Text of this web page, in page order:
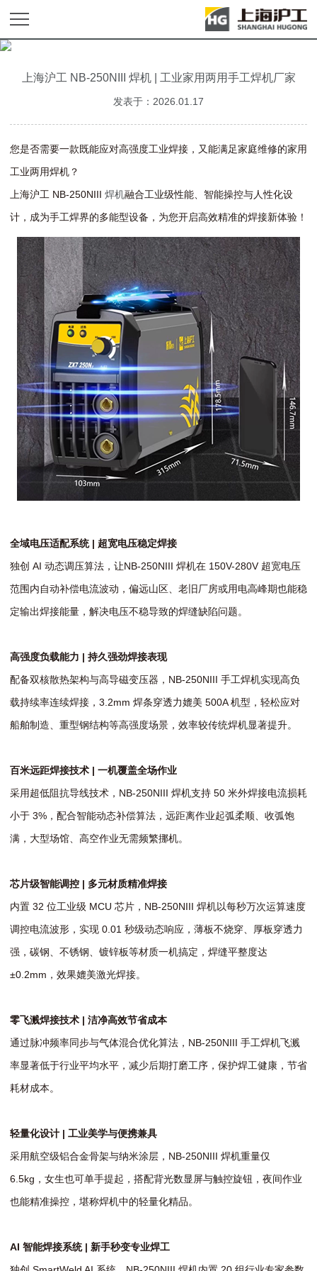
上海沪工 NB-250NIII 焊机 | 工业家用两用手工焊机厂家
发表于：2026.01.17
您是否需要一款既能应对高强度工业焊接，又能满足家庭维修的家用
工业两用焊机？
上海沪工 NB-250NIII 焊机融合工业级性能、智能操控与人性化设
计，成为手工焊界的多能型设备，为您开启高效精准的焊接新体验！
全域电压适配系统 | 超宽电压稳定焊接
独创 AI 动态调压算法，让NB-250NIII 焊机在 150V-280V 超宽电压
范围内自动补偿电流波动，偏远山区、老旧厂房或用电高峰期也能稳
定输出焊接能量，解决电压不稳导致的焊缝缺陷问题。
高强度负载能力 | 持久强劲焊接表现
配备双核散热架构与高导磁变压器，NB-250NIII 手工焊机实现高负
载持续率连续焊接，3.2mm 焊条穿透力媲美 500A 机型，轻松应对
船舶制造、重型钢结构等高强度场景，效率较传统焊机显著提升。
百米远距焊接技术 | 一机覆盖全场作业
采用超低阻抗导线技术，NB-250NIII 焊机支持 50 米外焊接电流损耗
小于 3%，配合智能动态补偿算法，远距离作业起弧柔顺、收弧饱
满，大型场馆、高空作业无需频繁挪机。
芯片级智能调控 | 多元材质精准焊接
内置 32 位工业级 MCU 芯片，NB-250NIII 焊机以每秒万次运算速度
调控电流波形，实现 0.01 秒级动态响应，薄板不烧穿、厚板穿透力
强，碳钢、不锈钢、镀锌板等材质一机搞定，焊缝平整度达
±0.2mm，效果媲美激光焊接。
零飞溅焊接技术 | 洁净高效节省成本
通过脉冲频率同步与气体混合优化算法，NB-250NIII 手工焊机飞溅
率显著低于行业平均水平，减少后期打磨工序，保护焊工健康，节省
耗材成本。
轻量化设计 | 工业美学与便携兼具
采用航空级铝合金骨架与纳米涂层，NB-250NIII 焊机重量仅
6.5kg，女生也可单手提起，搭配背光数显屏与触控旋钮，夜间作业
也能精准操控，堪称焊机中的轻量化精品。
AI 智能焊接系统 | 新手秒变专业焊工